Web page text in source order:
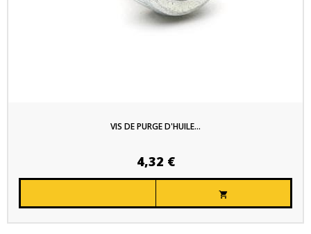
VIS DE PURGE D'HUILE...
4,32 €
